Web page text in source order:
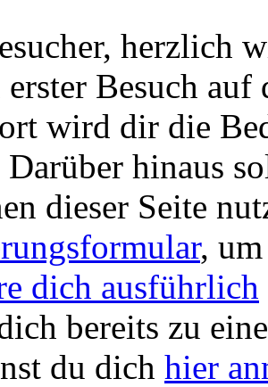
herzlich
erster Besuch
wird dir die
Darüber hinaus
dieser Seite
,
dich ausführlich
bereits zu
du dich hier